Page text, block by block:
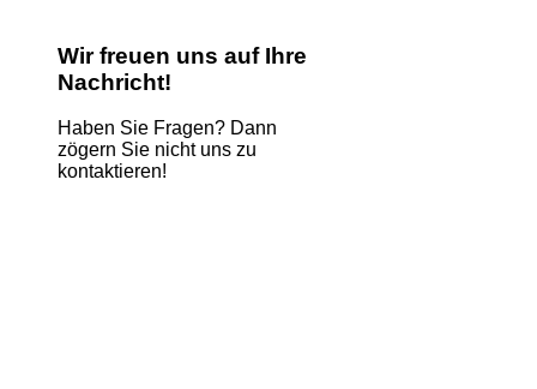
Wir freuen uns auf Ihre
Nachricht!
Haben Sie Fragen? Dann
zögern Sie nicht uns zu
kontaktieren!